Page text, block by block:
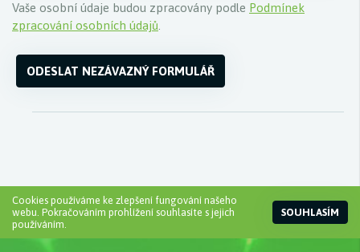
Vaše osobní údaje budou zpracovány podle Podmínek
zpracování osobních údajů
ODESLAT NEZÁVAZNÝ FORMULÁŘ
Cookies používáme ke zlepšení fungování našeho
webu. Pokračováním prohlížení souhlasíte s jejich
používáním.
SOUHLASÍM